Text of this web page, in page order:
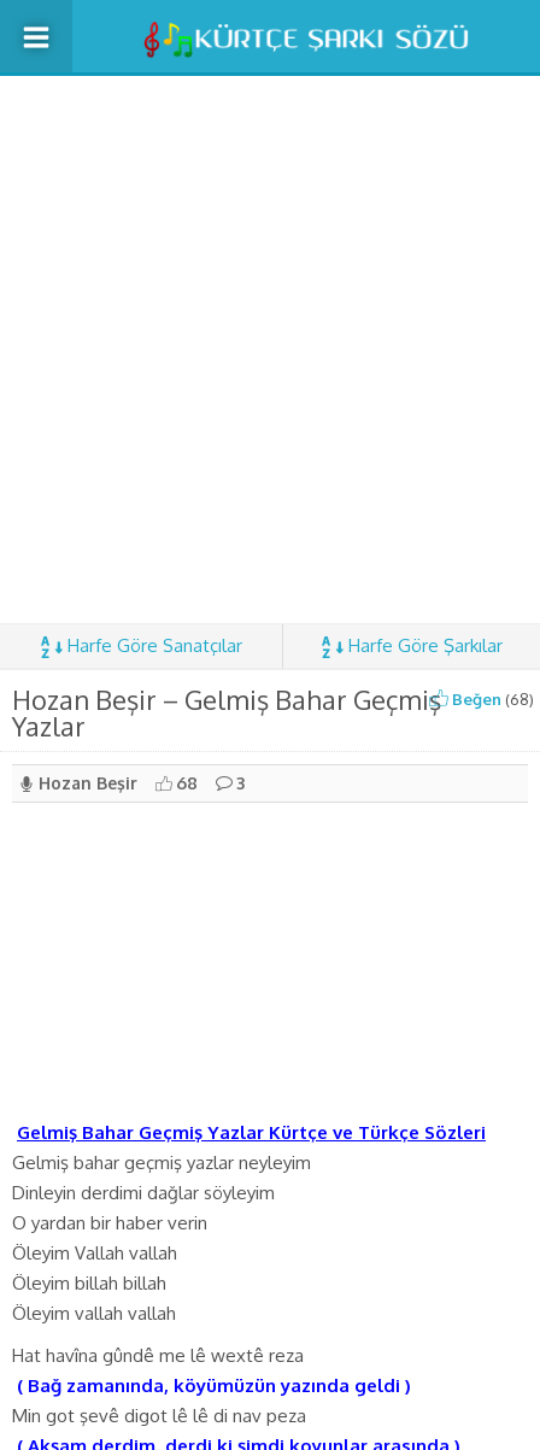
Harfe Göre Sanatçılar Harfe Göre Şarkılar
Hozan Beşir – Gelmiş Bahar Geçmiş
Yazlar
Beğen (68)
Hozan Beşir 68 3
Gelmiş Bahar Geçmiş Yazlar Kürtçe ve Türkçe Sözleri
Gelmiş bahar geçmiş yazlar neyleyim
Dinleyin derdimi dağlar söyleyim
O yardan bir haber verin
Öleyim Vallah vallah
Öleyim billah billah
Öleyim vallah vallah
Hat havîna gûndê me lê wextê reza
( Bağ zamanında, köyümüzün yazında geldi )
Min got şevê digot lê lê di nav peza